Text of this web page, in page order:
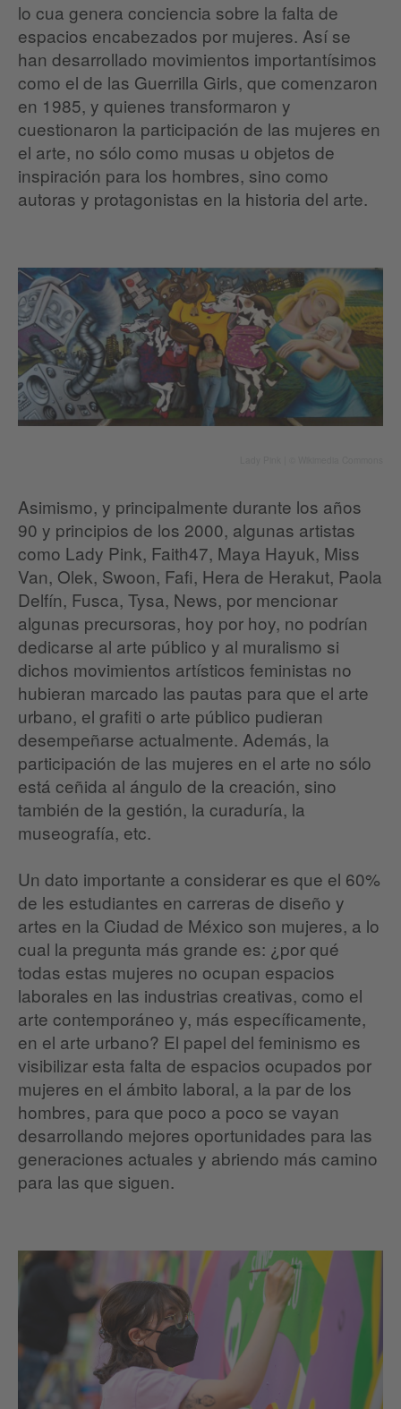
lo cua genera conciencia sobre la falta de
espacios encabezados por mujeres. Así se
han desarrollado movimientos importantísimos
como el de las Guerrilla Girls, que comenzaron
en 1985, y quienes transformaron y
cuestionaron la participación de las mujeres en
el arte, no sólo como musas u objetos de
inspiración para los hombres, sino como
autoras y protagonistas en la historia del arte.
Asimismo, y principalmente durante los años
90 y principios de los 2000, algunas artistas
como Lady Pink, Faith47, Maya Hayuk, Miss
Van, Olek, Swoon, Fafi, Hera de Herakut, Paola
Delfín, Fusca, Tysa, News, por mencionar
algunas precursoras, hoy por hoy, no podrían
dedicarse al arte público y al muralismo si
dichos movimientos artísticos feministas no
hubieran marcado las pautas para que el arte
urbano, el grafiti o arte público pudieran
desempeñarse actualmente. Además, la
participación de las mujeres en el arte no sólo
está ceñida al ángulo de la creación, sino
también de la gestión, la curaduría, la
museografía, etc.
Un dato importante a considerar es que el 60%
de les estudiantes en carreras de diseño y
artes en la Ciudad de México son mujeres, a lo
cual la pregunta más grande es: ¿por qué
todas estas mujeres no ocupan espacios
laborales en las industrias creativas, como el
arte contemporáneo y, más específicamente,
en el arte urbano? El papel del feminismo es
visibilizar esta falta de espacios ocupados por
mujeres en el ámbito laboral, a la par de los
hombres, para que poco a poco se vayan
desarrollando mejores oportunidades para las
generaciones actuales y abriendo más camino
para las que siguen.